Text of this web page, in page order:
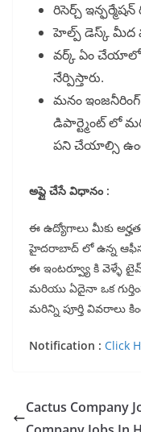
రిసెర్చ్
హెల్ప్ డెస్క్
వర్క్ ఏం చేయాలో
నేర్పిస్తారు.
మనం
డిపార్ట్మెంట్ లో
పని చేయాల్సి
అప్లై చేసే విధానం :
ఈ ఉద్యోగాలు మీకు
హైదరాబాద్ లో ఉన్న ఆఫీసు
ఈ ఇంటర్వ్యూ కి వెళ్ళే
మరియు ఏదైనా ఒక
మరిన్ని పూర్తి వివరాలు
Notification : Click
Cactus Company